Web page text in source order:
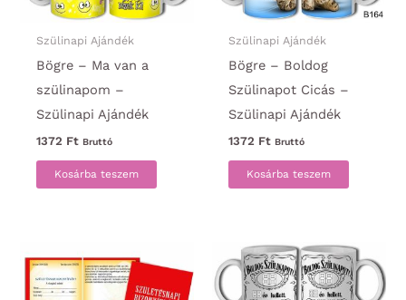
Szülinapi Ajándék
Bögre – Ma van a
szülinapom –
Szülinapi Ajándék
1372 Ft Bruttó
Kosárba teszem
Szülinapi Ajándék
Bögre – Boldog
Szülinapot Cicás –
Szülinapi Ajándék
1372 Ft Bruttó
Kosárba teszem